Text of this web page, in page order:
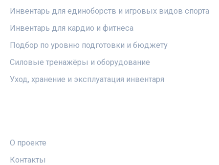
Инвентарь для единоборств и игровых видов спорта
Инвентарь для кардио и фитнеса
Подбор по уровню подготовки и бюджету
Силовые тренажёры и оборудование
Уход, хранение и эксплуатация инвентаря
О проекте
Контакты